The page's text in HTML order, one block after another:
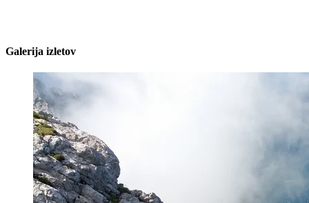
Galerija izletov